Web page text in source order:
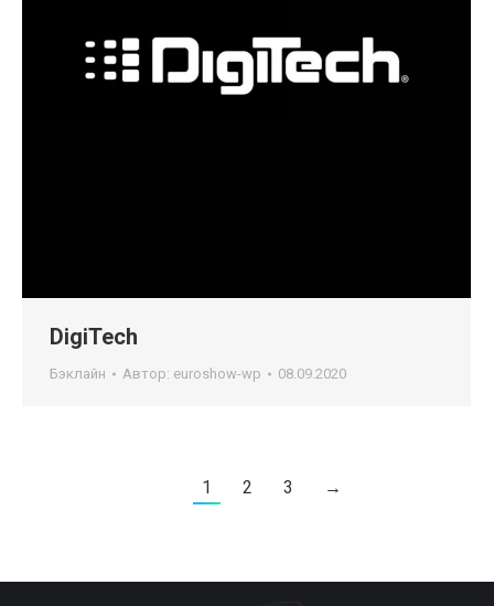
DigiTech
Бэклайн Автор: euroshow-wp 08.09.2020
1 2 3 →